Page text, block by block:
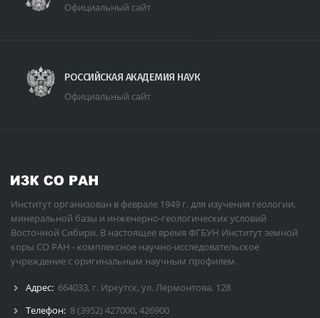
Официальный сайт
РОССИЙСКАЯ АКАДЕМИЯ НАУК
Официальный сайт
Институт организован в феврале 1949 г. для изучения геологии,
минеральной базы и инженерно-геологических условий
Восточной Сибири. В настоящее время ФГБУН Институт земной
коры СО РАН - комплексное научно-исследовательское
учреждение с оригинальным научным профилем.
Адрес: 664033, г. Иркутск, ул. Лермонтова, 128
Телефон: 8 (3952) 427000, 426900